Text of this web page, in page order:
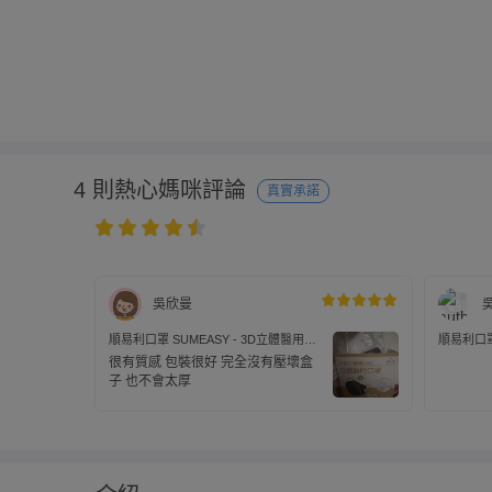
4 則熱心媽咪評論 真實承諾
吳欣曼
順易利口罩 SUMEASY - 3D立體醫用口
罩_美顏款-黑色 (M(10.5cm x 13cm ±
5%))-30入
很有質感 包裝很好 完全沒有壓壞盒
子 也不會太厚
順易利